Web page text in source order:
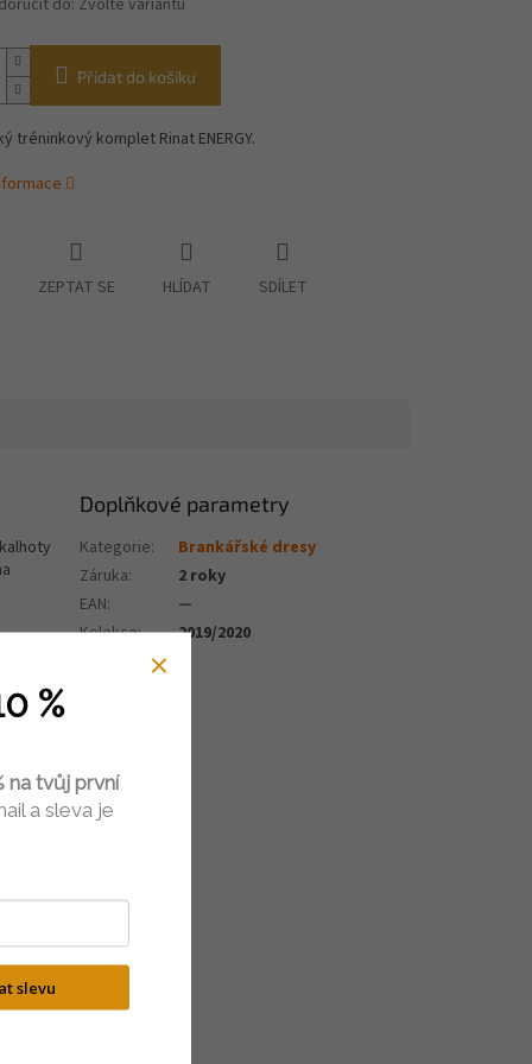
do: Zvolte variantu
Přidat do košíku
tréninkový komplet Rinat ENERGY.
ZEPTAT SE HLÍDAT SDÍLET
Doplňkové parametry
Kategorie:
Brankářské dresy
Záruka:
2 roky
EAN:
—
Kolekce: 2019/2020
%
na tvůj první
a sleva je
slevu